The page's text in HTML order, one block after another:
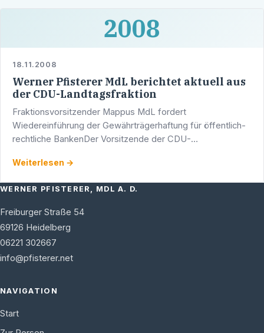
2008
18.11.2008
Werner Pfisterer MdL berichtet aktuell aus
der CDU-Landtagsfraktion
Fraktionsvorsitzender Mappus MdL fordert
Wiedereinführung der Gewährträgerhaftung für öffentlich-
rechtliche BankenDer Vorsitzende der CDU-
begrüßt die Entscheidung …
Weiterlesen →
WERNER PFISTERER, MDL A. D.
Freiburger Straße 54
69126 Heidelberg
06221 302667
info@pfisterer.net
NAVIGATION
Start